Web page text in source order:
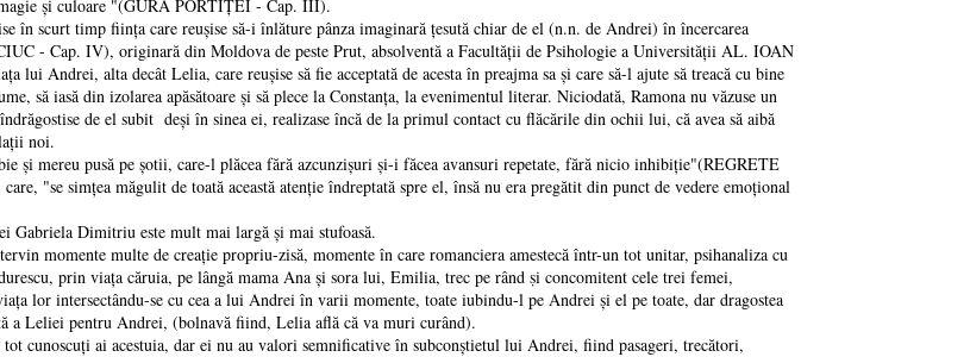
şi culoare "(GURA PORTIȚEI - Cap. III).
timp ființa care reuşise să-i înlăture pânza imaginară țesută chiar de el (n.n. de Andrei) în încercarea
- Cap. IV), originară din Moldova de peste Prut, absolventă a Facultății de Psihologie a Universității AL. IOAN
Andrei, alta decât Lelia, care reuşise să fie acceptată de acesta în preajma sa şi care să-l ajute să treacă cu bine
să iasă din izolarea apăsătoare şi să plece la Constanța, la evenimentul literar. Niciodată, Ramona nu văzuse un
de el subit deşi în sinea ei, realizase încă de la primul contact cu flăcările din ochii lui, că avea să aibă
noi.
pusă pe şotii, care-l plăcea fără azcunzişuri şi-i făcea avansuri repetate, fără nicio inhibiție"(REGRETE
"se simțea măgulit de toată această atenție îndreptată spre el, însă nu era pregătit din punct de vedere emoțional
Dimitriu este mult mai largă şi mai stufoasă.
multe de creație propriu-zisă, momente în care romanciera amestecă într-un tot unitar, psihanaliza cu
prin viața căruia, pe lângă mama Ana şi sora lui, Emilia, trec pe rând ṣi concomitent cele trei femei,
lor intersectându-se cu cea a lui Andrei în varii momente, toate iubindu-l pe Andrei şi el pe toate, dar dragostea
a Leliei pentru Andrei, (bolnavă fiind, Lelia află că va muri curând).
ai acestuia, dar ei nu au valori semnificative în subconştietul lui Andrei, fiind pasageri, trecători,